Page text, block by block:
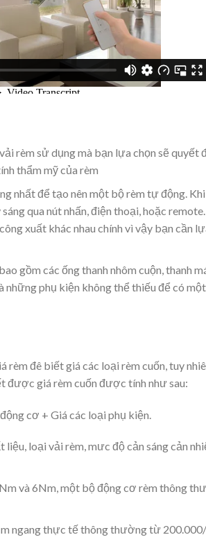
rèm sử dụng mà bạn lựa chọn sẽ quyết
thẩm mỹ của rèm
nhất để tạo nên một bộ rèm tự động.
qua nút nhấn, điện thoại, hoặc
xuất khác nhau chính vì vậy bạn cần
gồm các ống thanh nhôm cuộn, thanh
những phụ kiện không thể thiếu để có
rèm đê biết giá các loại rèm cuốn, tuy
được giá rèm cuốn được tính như sau:
cơ + Giá các loại phụ kiện.
loại vải rèm, mưc độ cản sáng cản
và 6Nm, một bộ động cơ rèm thông
ngang thực tế thông thường từ